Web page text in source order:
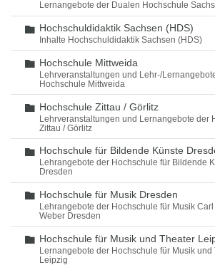
Lernangebote der Dualen Hochschule
Ordner
Hochschuldidaktik Sachsen (HDS)
Inhalte Hochschuldidaktik Sachsen (HDS)
Ordner
Hochschule Mittweida
Lehrveranstaltungen und Lehr-/
Hochschule Mittweida
Ordner
Hochschule Zittau / Görlitz
Lehrveranstaltungen und Lernangebote der
Zittau / Görlitz
Ordner
Hochschule für Bildende Künste
Lehrangebote der Hochschule für Bildende
Dresden
Ordner
Hochschule für Musik Dresden
Lehrangebote der Hochschule für Musik
Weber Dresden
Ordner
Hochschule für Musik und Theater
Lernangebote der Hochschule für Musik und
Leipzig